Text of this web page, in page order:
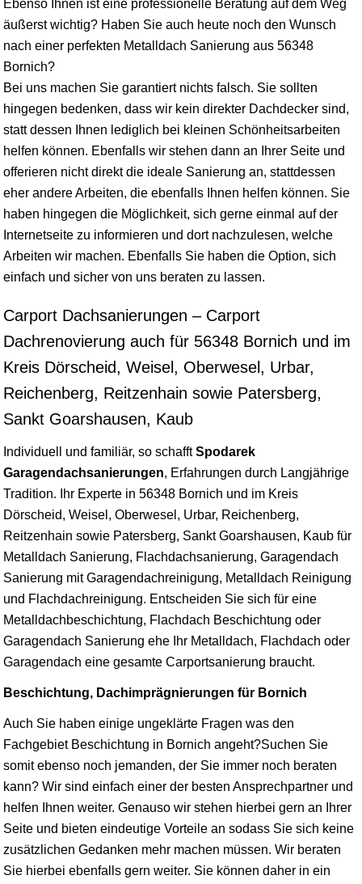
Ebenso Ihnen ist eine professionelle Beratung auf dem Weg
äußerst wichtig? Haben Sie auch heute noch den Wunsch
nach einer perfekten Metalldach Sanierung aus 56348
Bornich?
Bei uns machen Sie garantiert nichts falsch. Sie sollten
hingegen bedenken, dass wir kein direkter Dachdecker sind,
statt dessen Ihnen lediglich bei kleinen Schönheitsarbeiten
helfen können. Ebenfalls wir stehen dann an Ihrer Seite und
offerieren nicht direkt die ideale Sanierung an, stattdessen
eher andere Arbeiten, die ebenfalls Ihnen helfen können. Sie
haben hingegen die Möglichkeit, sich gerne einmal auf der
Internetseite zu informieren und dort nachzulesen, welche
Arbeiten wir machen. Ebenfalls Sie haben die Option, sich
einfach und sicher von uns beraten zu lassen.
Carport Dachsanierungen – Carport
Dachrenovierung auch für 56348 Bornich und im
Kreis Dörscheid, Weisel, Oberwesel, Urbar,
Reichenberg, Reitzenhain sowie Patersberg,
Sankt Goarshausen, Kaub
Individuell und familiär, so schafftSpodarek
Garagendachsanierungen, Erfahrungen durch Langjährige
Tradition. Ihr Experte in 56348 Bornich und im Kreis
Dörscheid, Weisel, Oberwesel, Urbar, Reichenberg,
Reitzenhain sowie Patersberg, Sankt Goarshausen, Kaub für
Metalldach Sanierung, Flachdachsanierung, Garagendach
Sanierung mit Garagendachreinigung, Metalldach Reinigung
und Flachdachreinigung. Entscheiden Sie sich für eine
Metalldachbeschichtung, Flachdach Beschichtung oder
Garagendach Sanierung ehe Ihr Metalldach, Flachdach oder
Garagendach eine gesamte Carportsanierung braucht.
Beschichtung, Dachimprägnierungen für Bornich
Auch Sie haben einige ungeklärte Fragen was den
Fachgebiet Beschichtung in Bornich angeht?Suchen Sie
somit ebenso noch jemanden, der Sie immer noch beraten
kann? Wir sind einfach einer der besten Ansprechpartner und
helfen Ihnen weiter. Genauso wir stehen hierbei gern an Ihrer
Seite und bieten eindeutige Vorteile an sodass Sie sich keine
zusätzlichen Gedanken mehr machen müssen. Wir beraten
Sie hierbei ebenfalls gern weiter. Sie können daher in ein